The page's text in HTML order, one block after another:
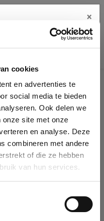
cookies
en advertenties te
social media te bieden
Ook delen we
onze site met onze
en analyse. Deze
combineren met andere
of die ze hebben
van hun services.
details
by name, VAT or
it will auto-complete the
our database, you can create
×